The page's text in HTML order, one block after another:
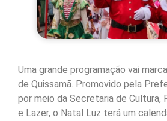
Uma grande programação vai
de Quissamã. Promovido pela
por meio da Secretaria de Cultura,
e Lazer, o Natal Luz terá um